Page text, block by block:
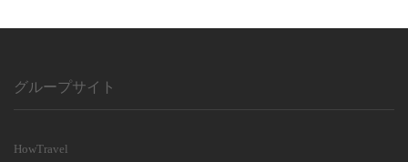
グループサイト
HowTravel